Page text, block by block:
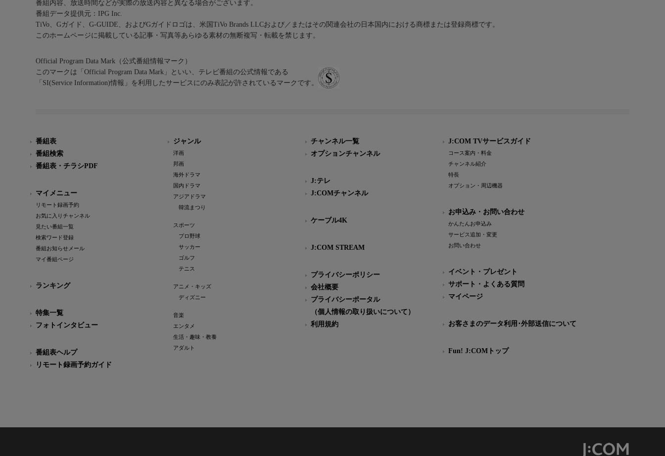
番組内容、放送時間などが実際の放送内容と異なる場合がございます。
番組データ提供元：IPG Inc.
TiVo、Gガイド、G-GUIDE、およびGガイドロゴは、米国TiVo Brands LLCおよび／またはその関連会社の日本国内における商標または登録商標です。
このホームページに掲載している記事・写真等あらゆる素材の無断複写・転載を禁じます。
Official Program Data Mark（公式番組情報マーク）
このマークは「Official Program Data Mark」といい、テレビ番組の公式情報である
「SI(Service Information)情報」を利用したサービスにのみ表記が許されているマークです。
番組表
番組検索
番組表・チラシPDF
マイメニュー
リモート録画予約
お気に入りチャンネル
見たい番組一覧
検索ワード登録
番組お知らせメール
マイ番組ページ
ランキング
特集一覧
フォトインタビュー
番組表ヘルプ
リモート録画予約ガイド
ジャンル
洋画
邦画
海外ドラマ
国内ドラマ
アジアドラマ
韓流まつり
スポーツ
プロ野球
サッカー
ゴルフ
テニス
アニメ・キッズ
ディズニー
音楽
エンタメ
生活・趣味・教養
アダルト
チャンネル一覧
オプションチャンネル
J:テレ
J:COMチャンネル
ケーブル4K
J:COM STREAM
プライバシーポリシー
会社概要
プライバシーポータル
（個人情報の取り扱いについて）
利用規約
J:COM TVサービスガイド
コース案内・料金
チャンネル紹介
特長
オプション・周辺機器
お申込み・お問い合わせ
かんたんお申込み
サービス追加・変更
お問い合わせ
イベント・プレゼント
サポート・よくある質問
マイページ
お客さまのデータ利用･外部送信について
Fun! J:COMトップ